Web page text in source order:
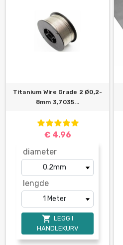
Titanium Wire Grade 2 Ø0,2-
8mm 3,7035...
€ 4.96
diameter
lengde
 LEGG I
HANDLEKURV